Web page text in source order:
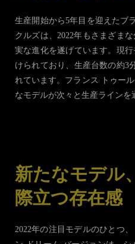
生産開始から5年目を迎えたブ
クルズは、2022年もさまざま
実な進化を遂げています。現
けられており、生産台数の約3
れています。フランス トゥー
なモデルが次々と生産ラインを
新たなモデル、
際立つ存在感
2022年の注目モデルのひとつ